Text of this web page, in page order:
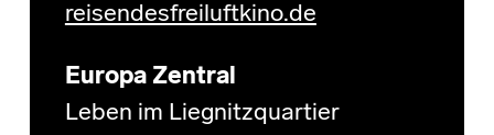
reisendesfreiluftkino.de
Europa Zentral
Leben im Liegnitzquartier